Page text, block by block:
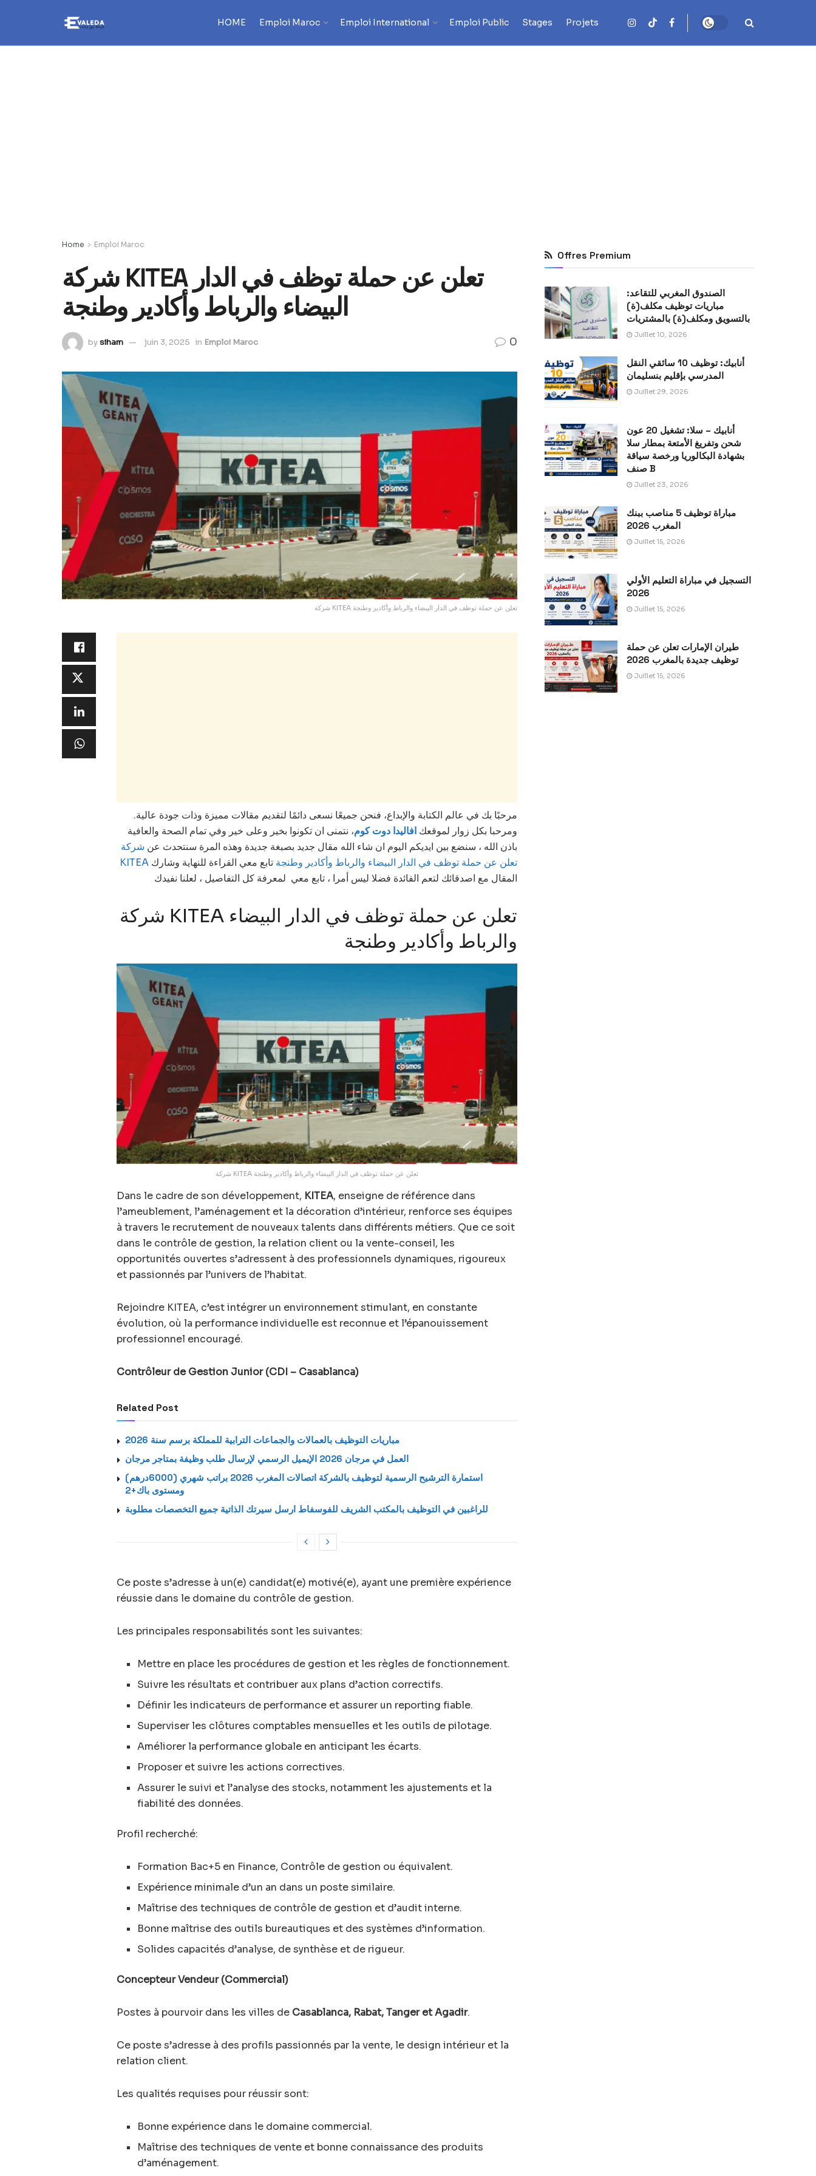
HOME Emploi Maroc Emploi International Emploi Public Stages Projets
Home Emploi Maroc
شركة KITEA تعلن عن حملة توظف في الدار
البيضاء والرباط وأكادير وطنجة
bysiham juin 3, 2025 in Emploi Maroc 0
شركة KITEA تعلن عن حملة توظف في الدار البيضاء والرباط وأكادير وطنجة
مرحبًا بك في عالم الكتابة والإبداع، فنحن جميعًا نسعى دائمًا لتقديم مقالات مميزة وذات جودة عالية.
ومرحبا بكل زوار لموقعك افاليدا دوت كوم، نتمنى ان تكونوا بخير وعلى خير وفي تمام الصحة والعافية
باذن الله ، سنضع بين ايديكم اليوم ان شاء الله مقال جديد بصبغة جديدة وهذه المرة سنتحدث عن شركة
KITEA تعلن عن حملة توظف في الدار البيضاء والرباط وأكادير وطنجة تابع معي القراءة للنهاية وشارك
المقال مع اصدقائك لتعم الفائدة فضلا ليس أمرا ، تابع معي لمعرفة كل التفاصيل ، لعلنا نفيدك
شركة KITEA تعلن عن حملة توظف في الدار البيضاء
والرباط وأكادير وطنجة
شركة KITEA تعلن عن حملة توظف في الدار البيضاء والرباط وأكادير وطنجة
Dans le cadre de son développement, KITEA, enseigne de référence dans
l’ameublement, l’aménagement et la décoration d’intérieur, renforce ses équipes
à travers le recrutement de nouveaux talents dans différents métiers. Que ce soit
dans le contrôle de gestion, la relation client ou la vente-conseil, les
opportunités ouvertes s’adressent à des professionnels dynamiques, rigoureux
et passionnés par l’univers de l’habitat.
Rejoindre KITEA, c’est intégrer un environnement stimulant, en constante
évolution, où la performance individuelle est reconnue et l’épanouissement
professionnel encouragé.
Contrôleur de Gestion Junior (CDI – Casablanca)
Related Post
مباريات التوظيف بالعمالات والجماعات الترابية للمملكة برسم سنة 2026
العمل في مرجان 2026 الإيميل الرسمي لإرسال طلب وظيفة بمتاجر مرجان
استمارة الترشيح الرسمية لتوظيف بالشركة اتصالات المغرب 2026 براتب شهري (6000درهم)
ومستوى باك+2
للراغبين في التوظيف بالمكتب الشريف للفوسفاط ارسل سيرتك الذاتية جميع التخصصات مطلوبة
Ce poste s’adresse à un(e) candidat(e) motivé(e), ayant une première expérience
réussie dans le domaine du contrôle de gestion.
Les principales responsabilités sont les suivantes:
Mettre en place les procédures de gestion et les règles de fonctionnement.
Suivre les résultats et contribuer aux plans d’action correctifs.
Définir les indicateurs de performance et assurer un reporting fiable.
Superviser les clôtures comptables mensuelles et les outils de pilotage.
Améliorer la performance globale en anticipant les écarts.
Proposer et suivre les actions correctives.
Assurer le suivi et l’analyse des stocks, notamment les ajustements et la
fiabilité des données.
Profil recherché:
Formation Bac+5 en Finance, Contrôle de gestion ou équivalent.
Expérience minimale d’un an dans un poste similaire.
Maîtrise des techniques de contrôle de gestion et d’audit interne.
Bonne maîtrise des outils bureautiques et des systèmes d’information.
Solides capacités d’analyse, de synthèse et de rigueur.
Concepteur Vendeur (Commercial)
Postes à pourvoir dans les villes de Casablanca, Rabat, Tanger et Agadir.
Ce poste s’adresse à des profils passionnés par la vente, le design intérieur et la
relation client.
Les qualités requises pour réussir sont:
Bonne expérience dans le domaine commercial.
Maîtrise des techniques de vente et bonne connaissance des produits
d’aménagement.
Offres Premium
الصندوق المغربي للتقاعد:
مباريات توظيف مكلف(ة)
بالتسويق ومكلف(ة) بالمشتريات
Juillet 10, 2026
أنابيك: توظيف 10 سائقي النقل
المدرسي بإقليم بنسليمان
Juillet 29, 2026
أنابيك – سلا: تشغيل 20 عون
شحن وتفريغ الأمتعة بمطار سلا
بشهادة البكالوريا ورخصة سياقة
صنف B
Juillet 23, 2026
مباراة توظيف 5 مناصب ببنك
المغرب 2026
Juillet 15, 2026
التسجيل في مباراة التعليم الأولي
2026
Juillet 15, 2026
طيران الإمارات تعلن عن حملة
توظيف جديدة بالمغرب 2026
Juillet 15, 2026